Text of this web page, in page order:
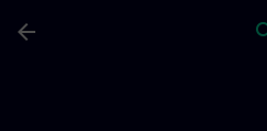
arrow_back